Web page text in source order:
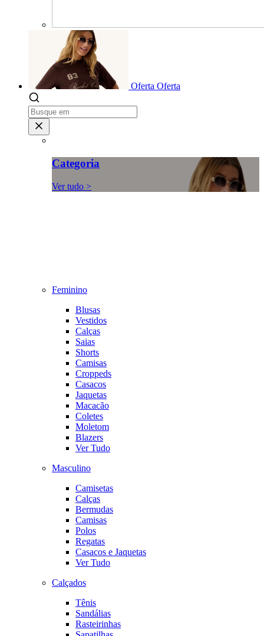
Oferta Oferta
Categoria
Ver tudo >
Feminino
Blusas
Vestidos
Calças
Saias
Shorts
Camisas
Croppeds
Casacos
Jaquetas
Macacão
Coletes
Moletom
Blazers
Ver Tudo
Masculino
Camisetas
Calças
Bermudas
Camisas
Polos
Regatas
Casacos e Jaquetas
Ver Tudo
Calçados
Tênis
Sandálias
Rasteirinhas